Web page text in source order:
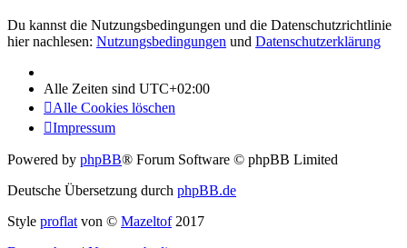
Du kannst die Nutzungsbedingungen und die Datenschutzrichtlinie
hier nachlesen: Nutzungsbedingungen und Datenschutzerklärung
Alle Zeiten sind UTC+02:00
Alle Cookies löschen
Impressum
Powered by phpBB® Forum Software © phpBB Limited
Deutsche Übersetzung durch phpBB.de
Style proflat von © Mazeltof2017